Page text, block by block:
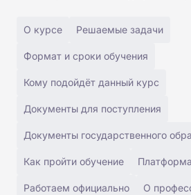
О курсе Решаемые задачи
Формат и сроки обучения
Кому подойдёт данный курс
Документы для поступления
Документы государственного
Как пройти обучение
Работаем официально О